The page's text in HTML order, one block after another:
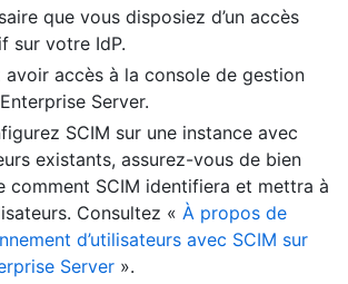
que vous disposiez d’un accès
sur votre IdP.
avoir accès à la console de gestion
Server.
SCIM sur une instance avec
existants, assurez-vous de bien
comment SCIM identifiera et mettra à
Consultez « À propos de
d’utilisateurs avec SCIM sur
Server ».